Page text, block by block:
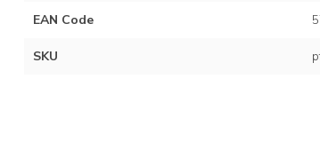
EAN Code
SKU